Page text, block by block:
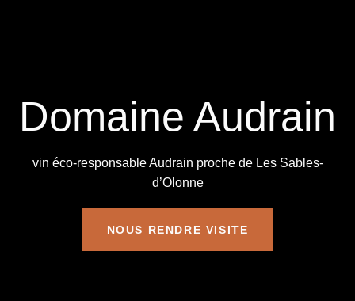
Domaine Audrain
vin éco-responsable Audrain proche de Les Sables-
d’Olonne
NOUS RENDRE VISITE